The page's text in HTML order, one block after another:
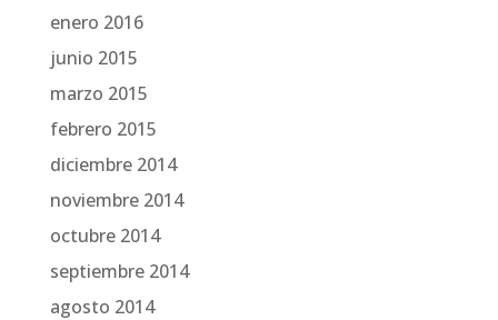
enero 2016
junio 2015
marzo 2015
febrero 2015
diciembre 2014
noviembre 2014
octubre 2014
septiembre 2014
agosto 2014